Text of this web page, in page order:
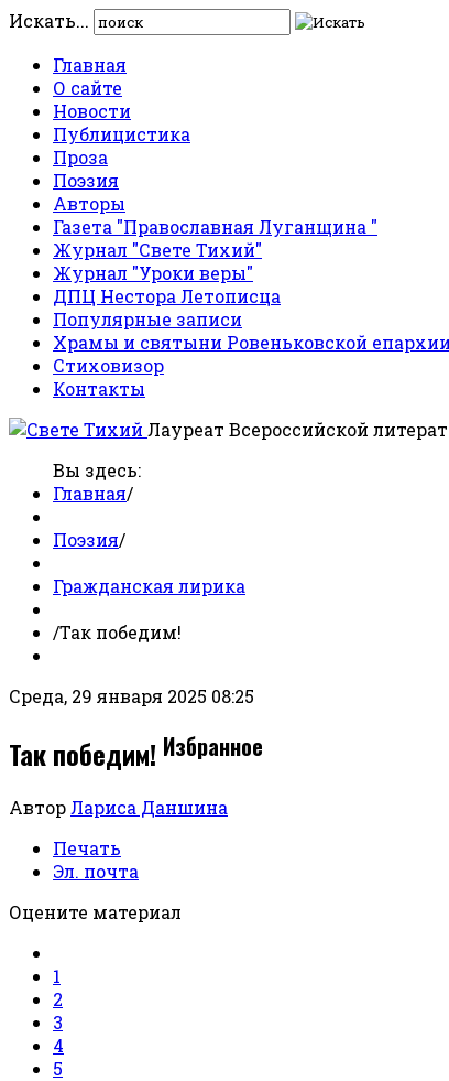
Искать...
Главная
О сайте
Новости
Публицистика
Проза
Поэзия
Авторы
Газета "Православная Луганщина "
Журнал "Свете Тихий"
Журнал "Уроки веры"
ДПЦ Нестора Летописца
Популярные записи
Храмы и святыни Ровеньковской епархии
Стиховизор
Контакты
Лауреат Всероссийской
Вы здесь:
Главная/
Поэзия/
Гражданская лирика
/Так победим!
Среда, 29 января 2025 08:25
Так победим! Избранное
Автор Лариса Даншина
Печать
Эл. почта
Оцените материал
1
2
3
4
5